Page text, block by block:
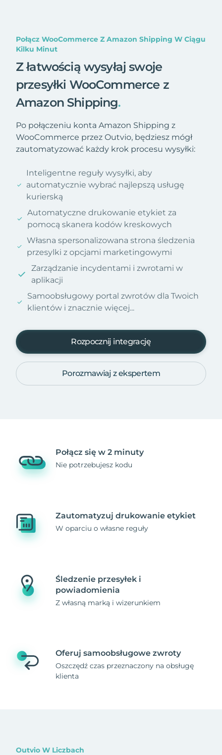
Połącz WooCommerce Z Amazon Shipping W Ciągu
Kilku Minut
Z łatwością wysyłaj swoje
przesyłki WooCommerce z
Amazon Shipping.
Po połączeniu konta Amazon Shipping z
WooCommerce przez Outvio, będziesz mógł
zautomatyzować każdy krok procesu wysyłki:
Inteligentne reguły wysyłki, aby
automatycznie wybrać najlepszą usługę
kurierską
Automatyczne drukowanie etykiet za
pomocą skanera kodów kreskowych
Własna spersonalizowana strona śledzenia
przesylki z opcjami marketingowymi
Zarządzanie incydentami i zwrotami w
aplikacji
Samoobsługowy portal zwrotów dla Twoich
klientów i znacznie więcej...
Rozpocznij integrację
Porozmawiaj z ekspertem
Połącz się w 2 minuty
Nie potrzebujesz kodu
Zautomatyzuj drukowanie etykiet
W oparciu o własne reguły
Śledzenie przesyłek i
powiadomienia
Z własną marką i wizerunkiem
Oferuj samoobsługowe zwroty
Oszczędź czas przeznaczony na obsługę
klienta
Outvio W Liczbach